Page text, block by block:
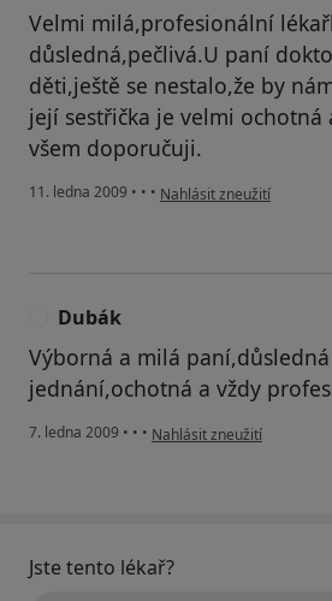
Velmi milá,profesionální
důsledná,pečlivá.U paní
děti,ještě se nestalo,že by
její sestřička je velmi ochotná
všem doporučuji.
11. ledna 2009 • • • podle názoru uživatele Jana
Nahlásit zneužití
Dubák
Výborná a milá
jednání,ochotná a vždy
7. ledna 2009 • • • podle názoru uživatele
Nahlásit zneužití
Jste tento lékař?